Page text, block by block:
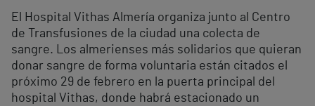
El Hospital Vithas Almería organiza junto al Centro
de Transfusiones de la ciudad una colecta de
sangre. Los almerienses más solidarios que quieran
donar sangre de forma voluntaria están citados el
próximo 29 de febrero en la puerta principal del
hospital Vithas, donde habrá estacionado un